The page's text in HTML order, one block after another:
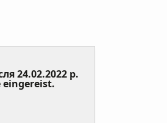
24.02.2022 р.
eingereist. (Value